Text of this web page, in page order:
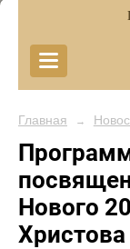
Главная →
Нового
Христова